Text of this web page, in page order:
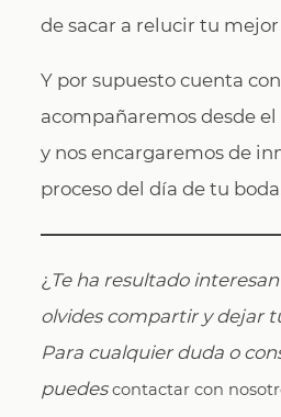
de sacar a relucir tu mejor
Y por supuesto cuenta
acompañaremos desde
y nos encargaremos de
proceso del día de tu
¿ Te ha resultado
olvides compartir y dejar
Para cualquier duda o
puedescontactar con